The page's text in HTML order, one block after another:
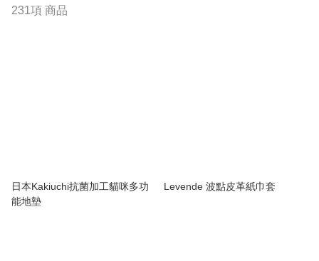
231項 商品
日本Kakiuchi抗菌加工貓咪多功
能地墊
Levende 波點皮革紙巾套